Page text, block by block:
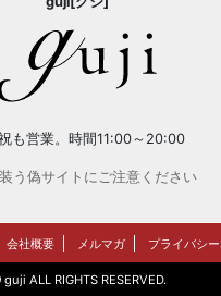
も営業。時間11:00～20:00
う偽サイトにご注意ください
会社概要 メルマガ プライバシ
guji ALL RIGHTS RESERVED.